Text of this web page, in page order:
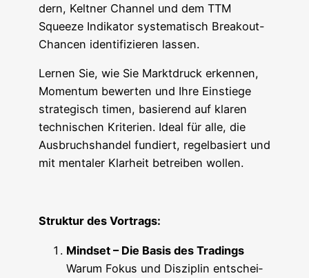
dern, Kelt­ner Chan­nel und dem TTM
Squeeze Indi­ka­tor sys­te­ma­tisch Brea­kout-
Chan­cen iden­ti­fi­zie­ren lassen.
Ler­nen Sie, wie Sie Markt­druck erken­nen,
Momen­tum bewer­ten und Ihre Ein­stie­ge
stra­te­gisch timen, basie­rend auf kla­ren
tech­ni­schen Kri­te­ri­en. Ide­al für alle, die
Aus­bruchs­han­del fun­diert, regel­ba­siert und
mit men­ta­ler Klar­heit betrei­ben wollen.
Struk­tur des Vortrags:
Mind­set – Die Basis des Tradings
War­um Fokus und Dis­zi­plin ent­schei­